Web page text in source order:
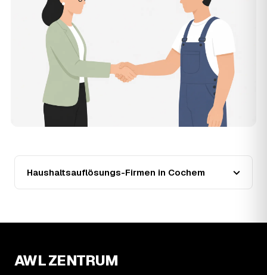
mehrere Festpreis-Angebote geprüfter Anbieter in
Cochem und zahlen nur, wenn Sie sich für ein Angebot
entscheiden.
Warum liegt die Preisspanne in Cochem
zwischen 980 € und 5.090 €?
Der Preis richtet sich vor allem nach Umfang und Zustand
des Hausstands: eine kleine, aufgeräumte Wohnung liegt
eher bei 980 €, ein vollgestelltes Haus mit Keller und
Dachboden eher bei 5.090 €. Verwertbare
Wertgegenstände wirken unabhängig von der Größe
Seit 2024 zeigt der Trend in Cochem eine klare Richtung:
steigend um rund 10 %, mit dem bisherigen Höchststand
Umgebung von Cochem?
Zell liegt bei einem Ø-Preis von rund 2.582 € pro
Haushaltsauflösungs-Firmen in Cochem
AWL ZENTRUM